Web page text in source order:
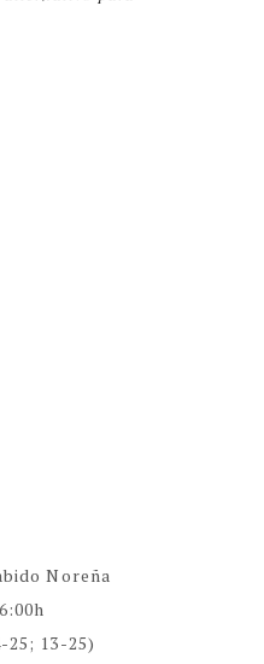
Noreña
25; 13-25)